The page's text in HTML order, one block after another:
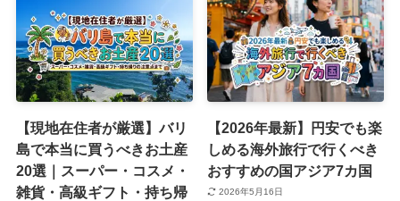
【現地在住者が厳選】バリ
島で本当に買うべきお土産
20選｜スーパー・コスメ・
雑貨・高級ギフト・持ち帰
【2026年最新】円安でも楽
しめる海外旅行で行くべき
おすすめの国アジア7カ国
2026年5月16日